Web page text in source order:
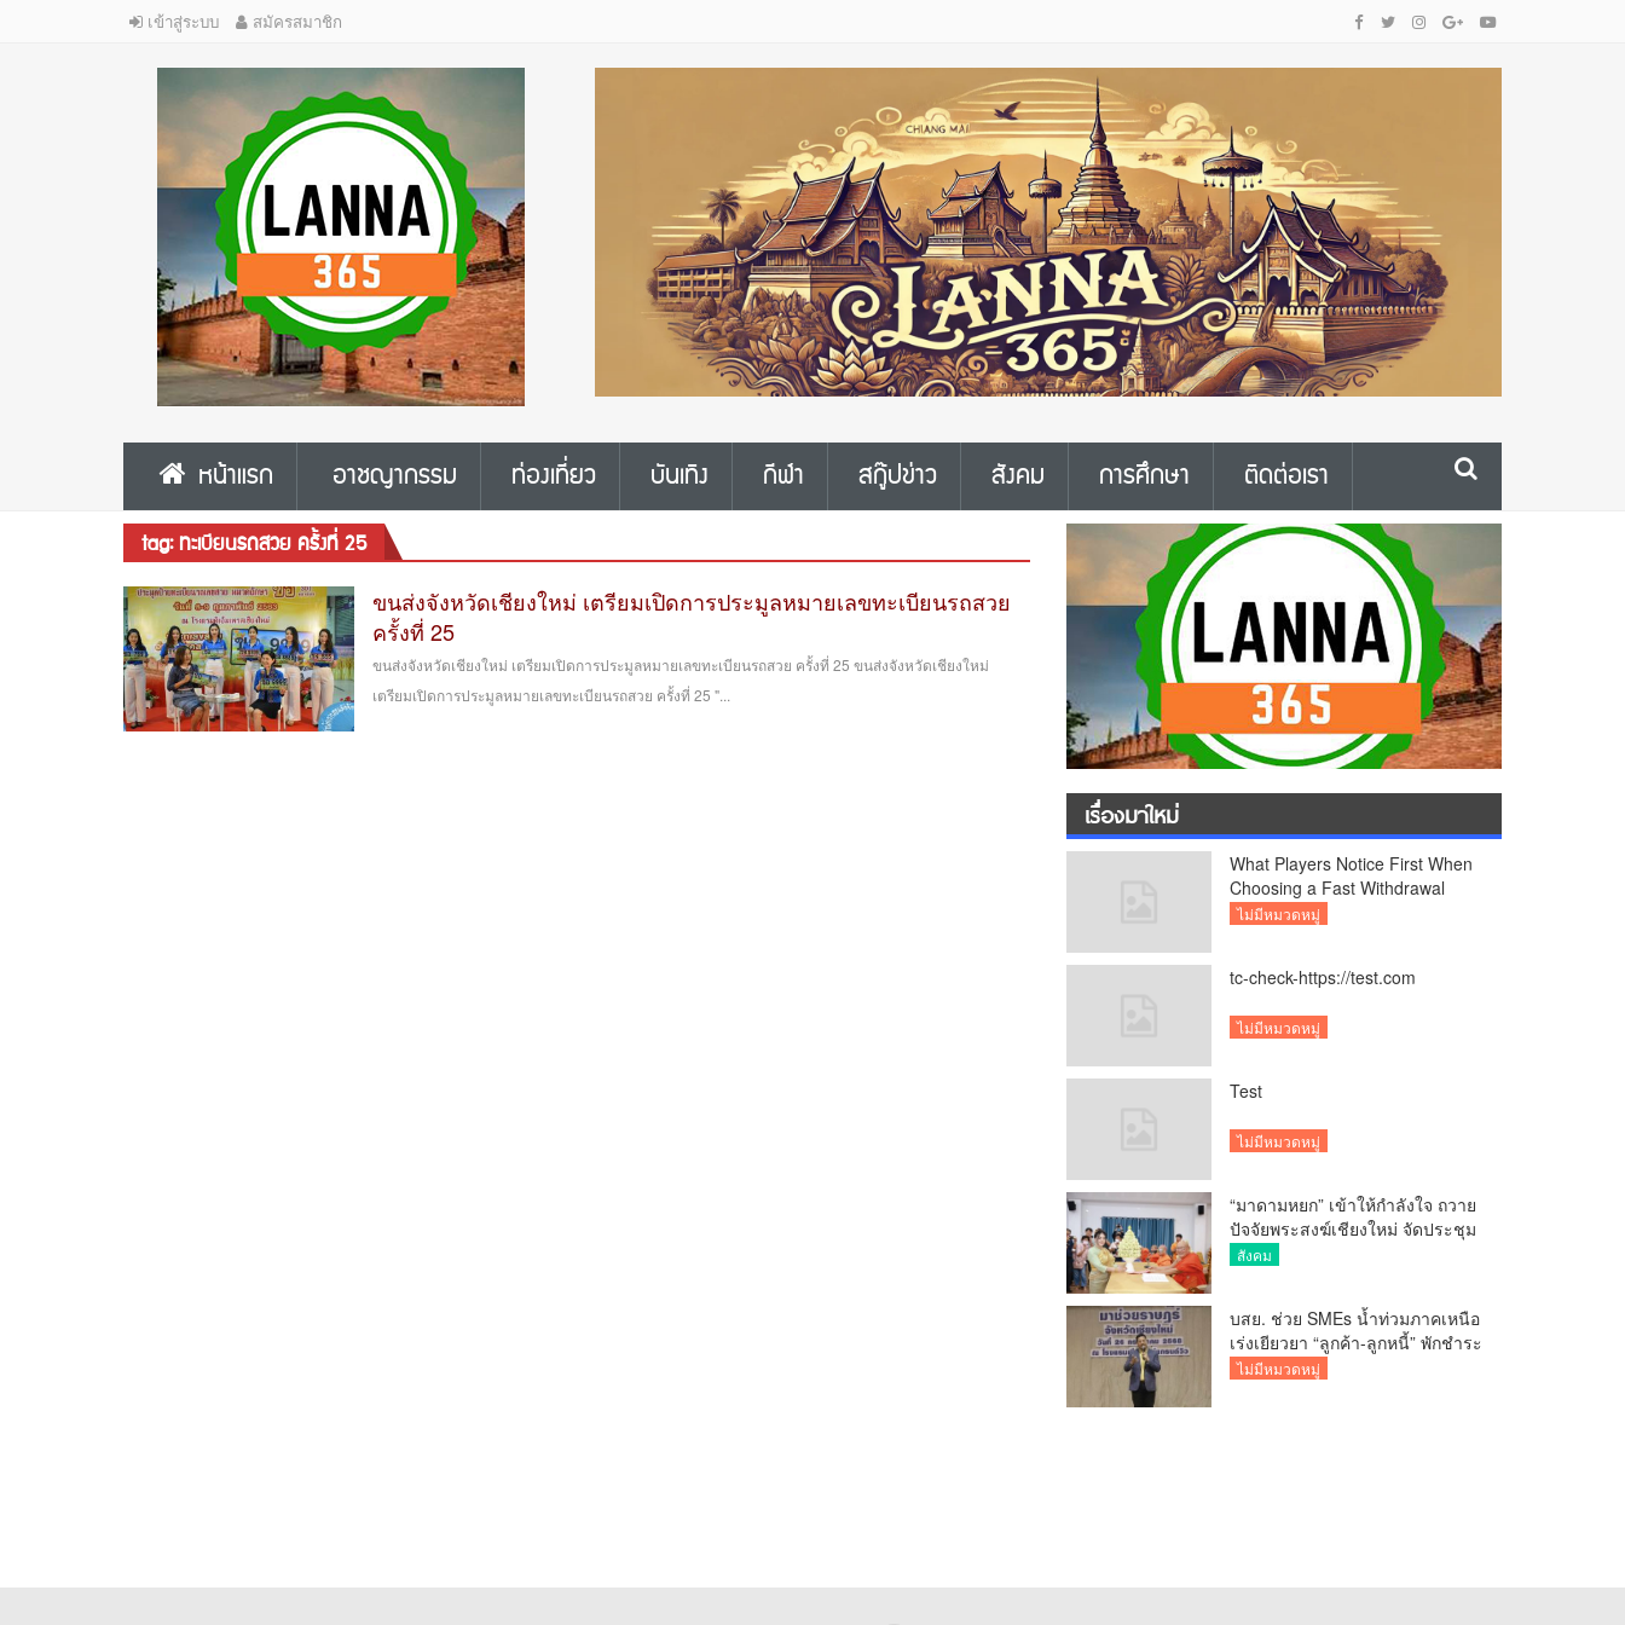
เข้าสู่ระบบ สมัครสมาชิก
หน้าแรก อาชญากรรม ท่องเที่ยว บันเทิง กีฬา สกู๊ปข่าว สังคม การศึกษา ติดต่อเรา
tag: ทะเบียนรถสวย ครั้งที่ 25
ขนส่งจังหวัดเชียงใหม่ เตรียมเปิดการประมูลหมายเลขทะเบียนรถสวย
ครั้งที่ 25
ขนส่งจังหวัดเชียงใหม่ เตรียมเปิดการประมูลหมายเลขทะเบียนรถสวย ครั้งที่ 25 ขนส่งจังหวัดเชียงใหม่
เตรียมเปิดการประมูลหมายเลขทะเบียนรถสวย ครั้งที่ 25 "...
เรื่องมาใหม่
What Players Notice First When
Choosing a Fast Withdrawal
Casino UK
ไม่มีหมวดหมู่
tc-check-https://test.com
ไม่มีหมวดหมู่
Test
ไม่มีหมวดหมู่
“มาดามหยก” เข้าให้กำลังใจ ถวาย
ปัจจัยพระสงฆ์เชียงใหม่ จัดประชุม
ทำบัญชีรายรับรายจ่ายของวัด กว่า
สังคม
บสย. ช่วย SMEs น้ำท่วมภาคเหนือ
เร่งเยียวยา “ลูกค้า-ลูกหนี้” พักชำระ
ค่าธรรมเนียม-ค่างวด
ไม่มีหมวดหมู่